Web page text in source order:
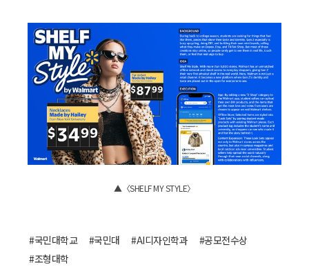
▲〈SHELF MY STYLE〉
#국민대학교 #국민대 #AI디자인학과
#공모전수상
#조형대학